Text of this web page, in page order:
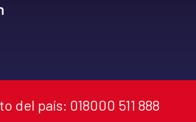
del país: 018000 511 888